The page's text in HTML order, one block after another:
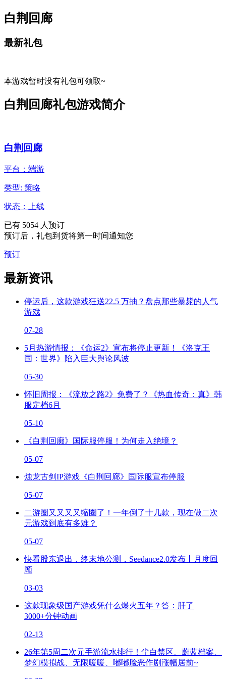
白荆回廊
最新礼包
本游戏暂时没有礼包可领取~
白荆回廊礼包游戏简介
白荆回廊
平台：端游
类型: 策略
状态：上线
已有 5054 人预订
预订后，礼包到货将第一时间通知您
预订
最新资讯
停运后，这款游戏狂送22.5 万抽？盘点那些暴毙的人气
游戏
07-28
5月热游情报：《命运2》宣布将停止更新！《洛克王
国：世界》陷入巨大舆论风波
05-30
怀旧周报：《流放之路2》免费了？《热血传奇：真》韩
服定档6月
05-10
《白荆回廊》国际服停服！为何走入绝境？
05-07
烛龙古剑IP游戏《白荆回廊》国际服宣布停服
05-07
二游圈又又又又缩圈了！一年倒了十几款，现在做二次
元游戏到底有多难？
05-07
快看股东退出，终末地公测，Seedance2.0发布丨月度回
顾
03-03
这款现象级国产游戏凭什么爆火五年？答：肝了
3000+分钟动画
02-13
26年第5周二次元手游流水排行！尘白禁区、蔚蓝档案、
梦幻模拟战、无限暖暖、嘟嘟脸恶作剧涨幅居前~